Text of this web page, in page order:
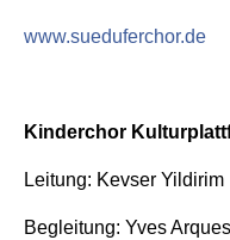
www.sueduferchor.de
Kinderchor
Leitung: Kevser Yildirim
Begleitung: Yves